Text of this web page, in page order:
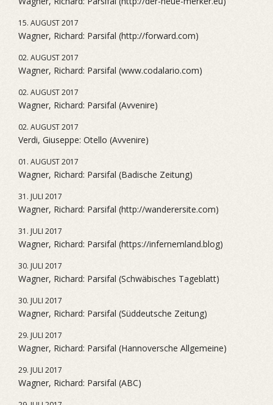
15. AUGUST 2017
Wagner, Richard: Parsifal (http://forward.com)
02. AUGUST 2017
Wagner, Richard: Parsifal (www.codalario.com)
02. AUGUST 2017
Wagner, Richard: Parsifal (Avvenire)
02. AUGUST 2017
Verdi, Giuseppe: Otello (Avvenire)
01. AUGUST 2017
Wagner, Richard: Parsifal (Badische Zeitung)
31. JULI 2017
Wagner, Richard: Parsifal (http://wanderersite.com)
31. JULI 2017
Wagner, Richard: Parsifal (https://infernemland.blog)
30. JULI 2017
Wagner, Richard: Parsifal (Schwäbisches Tageblatt)
30. JULI 2017
Wagner, Richard: Parsifal (Süddeutsche Zeitung)
29. JULI 2017
Wagner, Richard: Parsifal (Hannoversche Allgemeine)
29. JULI 2017
Wagner, Richard: Parsifal (ABC)